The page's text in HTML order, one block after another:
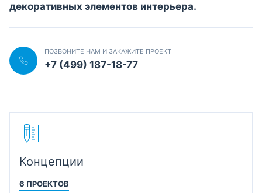
декоративных элементов интерьера.
ПОЗВОНИТЕ НАМ И ЗАКАЖИТЕ ПРОЕКТ
+7 (499) 187-18-77
Концепции
6 ПРОЕКТОВ